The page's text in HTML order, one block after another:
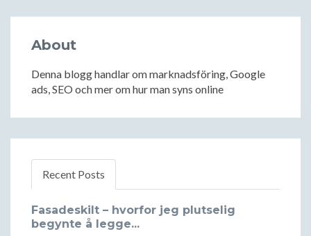
About
Denna blogg handlar om marknadsföring, Google
ads, SEO och mer om hur man syns online
Recent Posts
Fasadeskilt – hvorfor jeg plutselig
begynte å legge...